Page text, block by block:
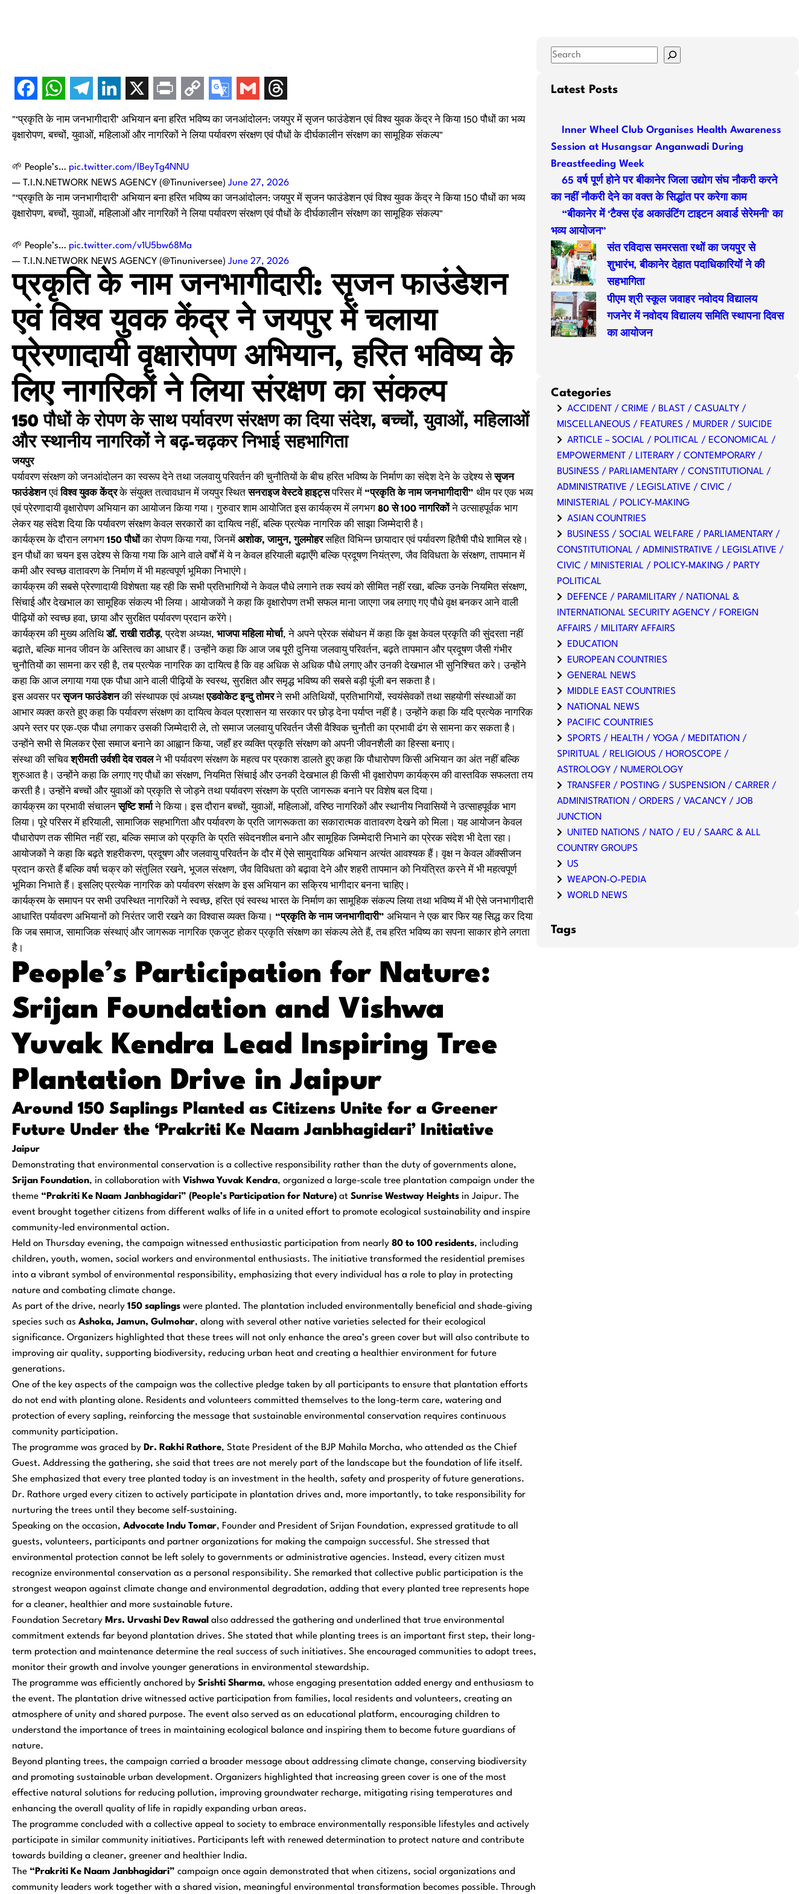
"‘प्रकृति के नाम जनभागीदारी’ अभियान बना हरित भविष्य का जनआंदोलन: जयपुर में सृजन फाउंडेशन एवं विश्व युवक केंद्र ने किया 150 पौधों का भव्य
वृक्षारोपण, बच्चों, युवाओं, महिलाओं और नागरिकों ने लिया पर्यावरण संरक्षण एवं पौधों के दीर्घकालीन संरक्षण का सामूहिक संकल्प"
🌱 People’s… pic.twitter.com/lBeyTg4NNU
— T.I.N.NETWORK NEWS AGENCY (@Tinuniversee) June 27, 2026
"‘प्रकृति के नाम जनभागीदारी’ अभियान बना हरित भविष्य का जनआंदोलन: जयपुर में सृजन फाउंडेशन एवं विश्व युवक केंद्र ने किया 150 पौधों का भव्य
वृक्षारोपण, बच्चों, युवाओं, महिलाओं और नागरिकों ने लिया पर्यावरण संरक्षण एवं पौधों के दीर्घकालीन संरक्षण का सामूहिक संकल्प"
🌱 People’s… pic.twitter.com/v1U5bw68Ma
— T.I.N.NETWORK NEWS AGENCY (@Tinuniversee) June 27, 2026
प्रकृति के नाम जनभागीदारी: सृजन फाउंडेशन
एवं विश्व युवक केंद्र ने जयपुर में चलाया
प्रेरणादायी वृक्षारोपण अभियान, हरित भविष्य के
लिए नागरिकों ने लिया संरक्षण का संकल्प
150 पौधों के रोपण के साथ पर्यावरण संरक्षण का दिया संदेश, बच्चों, युवाओं, महिलाओं
और स्थानीय नागरिकों ने बढ़-चढ़कर निभाई सहभागिता
जयपुर
पर्यावरण संरक्षण को जनआंदोलन का स्वरूप देने तथा जलवायु परिवर्तन की चुनौतियों के बीच हरित भविष्य के निर्माण का संदेश देने के उद्देश्य सेसृजन
फाउंडेशनएवंविश्व युवक केंद्रके संयुक्त तत्वावधान में जयपुर स्थितसनराइज वेस्टवे हाइट्सपरिसर में “प्रकृति के नाम जनभागीदारी” थीम पर एक भव्य
एवं प्रेरणादायी वृक्षारोपण अभियान का आयोजन किया गया। गुरुवार शाम आयोजित इस कार्यक्रम में लगभग 80 से 100 नागरिकोंने उत्साहपूर्वक भाग
लेकर यह संदेश दिया कि पर्यावरण संरक्षण केवल सरकारों का दायित्व नहीं, बल्कि प्रत्येक नागरिक की साझा जिम्मेदारी है।
कार्यक्रम के दौरान लगभग 150 पौधोंका रोपण किया गया, जिनमें अशोक, जामुन, गुलमोहरसहित विभिन्न छायादार एवं पर्यावरण हितैषी पौधे शामिल रहे।
इन पौधों का चयन इस उद्देश्य से किया गया कि आने वाले वर्षों में ये न केवल हरियाली बढ़ाएँगे बल्कि प्रदूषण नियंत्रण, जैव विविधता के संरक्षण, तापमान में
कमी और स्वच्छ वातावरण के निर्माण में भी महत्वपूर्ण भूमिका निभाएंगे।
कार्यक्रम की सबसे प्रेरणादायी विशेषता यह रही कि सभी प्रतिभागियों ने केवल पौधे लगाने तक स्वयं को सीमित नहीं रखा, बल्कि उनके नियमित संरक्षण,
सिंचाई और देखभाल का सामूहिक संकल्प भी लिया। आयोजकों ने कहा कि वृक्षारोपण तभी सफल माना जाएगा जब लगाए गए पौधे वृक्ष बनकर आने वाली
पीढ़ियों को स्वच्छ हवा, छाया और सुरक्षित पर्यावरण प्रदान करेंगे।
कार्यक्रम की मुख्य अतिथिडॉ. राखी राठौड़, प्रदेश अध्यक्ष, भाजपा महिला मोर्चा, ने अपने प्रेरक संबोधन में कहा कि वृक्ष केवल प्रकृति की सुंदरता नहीं
बढ़ाते, बल्कि मानव जीवन के अस्तित्व का आधार हैं। उन्होंने कहा कि आज जब पूरी दुनिया जलवायु परिवर्तन, बढ़ते तापमान और प्रदूषण जैसी गंभीर
चुनौतियों का सामना कर रही है, तब प्रत्येक नागरिक का दायित्व है कि वह अधिक से अधिक पौधे लगाए और उनकी देखभाल भी सुनिश्चित करे। उन्होंने
कहा कि आज लगाया गया एक पौधा आने वाली पीढ़ियों के स्वस्थ, सुरक्षित और समृद्ध भविष्य की सबसे बड़ी पूंजी बन सकता है।
इस अवसर परसृजन फाउंडेशनकी संस्थापक एवं अध्यक्षएडवोकेट इन्दु तोमरने सभी अतिथियों, प्रतिभागियों, स्वयंसेवकों तथा सहयोगी संस्थाओं का
आभार व्यक्त करते हुए कहा कि पर्यावरण संरक्षण का दायित्व केवल प्रशासन या सरकार पर छोड़ देना पर्याप्त नहीं है। उन्होंने कहा कि यदि प्रत्येक नागरिक
अपने स्तर पर एक-एक पौधा लगाकर उसकी जिम्मेदारी ले, तो समाज जलवायु परिवर्तन जैसी वैश्विक चुनौती का प्रभावी ढंग से सामना कर सकता है।
उन्होंने सभी से मिलकर ऐसा समाज बनाने का आह्वान किया, जहाँ हर व्यक्ति प्रकृति संरक्षण को अपनी जीवनशैली का हिस्सा बनाए।
संस्था की सचिवश्रीमती उर्वशी देव रावलने भी पर्यावरण संरक्षण के महत्व पर प्रकाश डालते हुए कहा कि पौधारोपण किसी अभियान का अंत नहीं बल्कि
शुरुआत है। उन्होंने कहा कि लगाए गए पौधों का संरक्षण, नियमित सिंचाई और उनकी देखभाल ही किसी भी वृक्षारोपण कार्यक्रम की वास्तविक सफलता तय
करती है। उन्होंने बच्चों और युवाओं को प्रकृति से जोड़ने तथा पर्यावरण संरक्षण के प्रति जागरूक बनाने पर विशेष बल दिया।
कार्यक्रम का प्रभावी संचालनसृष्टि शर्माने किया। इस दौरान बच्चों, युवाओं, महिलाओं, वरिष्ठ नागरिकों और स्थानीय निवासियों ने उत्साहपूर्वक भाग
लिया। पूरे परिसर में हरियाली, सामाजिक सहभागिता और पर्यावरण के प्रति जागरूकता का सकारात्मक वातावरण देखने को मिला। यह आयोजन केवल
पौधारोपण तक सीमित नहीं रहा, बल्कि समाज को प्रकृति के प्रति संवेदनशील बनाने और सामूहिक जिम्मेदारी निभाने का प्रेरक संदेश भी देता रहा।
आयोजकों ने कहा कि बढ़ते शहरीकरण, प्रदूषण और जलवायु परिवर्तन के दौर में ऐसे सामुदायिक अभियान अत्यंत आवश्यक हैं। वृक्ष न केवल ऑक्सीजन
प्रदान करते हैं बल्कि वर्षा चक्र को संतुलित रखने, भूजल संरक्षण, जैव विविधता को बढ़ावा देने और शहरी तापमान को नियंत्रित करने में भी महत्वपूर्ण
भूमिका निभाते हैं। इसलिए प्रत्येक नागरिक को पर्यावरण संरक्षण के इस अभियान का सक्रिय भागीदार बनना चाहिए।
कार्यक्रम के समापन पर सभी उपस्थित नागरिकों ने स्वच्छ, हरित एवं स्वस्थ भारत के निर्माण का सामूहिक संकल्प लिया तथा भविष्य में भी ऐसे जनभागीदारी
आधारित पर्यावरण अभियानों को निरंतर जारी रखने का विश्वास व्यक्त किया। “प्रकृति के नाम जनभागीदारी” अभियान ने एक बार फिर यह सिद्ध कर दिया
कि जब समाज, सामाजिक संस्थाएं और जागरूक नागरिक एकजुट होकर प्रकृति संरक्षण का संकल्प लेते हैं, तब हरित भविष्य का सपना साकार होने लगता
है।
People’s Participation for Nature:
Srijan Foundation and Vishwa
Yuvak Kendra Lead Inspiring Tree
Plantation Drive in Jaipur
Around 150 Saplings Planted as Citizens Unite for a Greener
Future Under the ‘Prakriti Ke Naam Janbhagidari’ Initiative
Jaipur
Demonstrating that environmental conservation is a collective responsibility rather than the duty of governments alone,
Srijan Foundation, in collaboration with Vishwa Yuvak Kendra, organized a large-scale tree plantation campaign under the
theme “Prakriti Ke Naam Janbhagidari” (People’s Participation for Nature) at Sunrise Westway Heights in Jaipur. The
event brought together citizens from different walks of life in a united effort to promote ecological sustainability and inspire
community-led environmental action.
Held on Thursday evening, the campaign witnessed enthusiastic participation from nearly 80 to 100 residents, including
children, youth, women, social workers and environmental enthusiasts. The initiative transformed the residential premises
into a vibrant symbol of environmental responsibility, emphasizing that every individual has a role to play in protecting
nature and combating climate change.
As part of the drive, nearly 150 saplings were planted. The plantation included environmentally beneficial and shade-giving
species such as Ashoka, Jamun, Gulmohar, along with several other native varieties selected for their ecological
significance. Organizers highlighted that these trees will not only enhance the area’s green cover but will also contribute to
improving air quality, supporting biodiversity, reducing urban heat and creating a healthier environment for future
generations.
One of the key aspects of the campaign was the collective pledge taken by all participants to ensure that plantation efforts
do not end with planting alone. Residents and volunteers committed themselves to the long-term care, watering and
protection of every sapling, reinforcing the message that sustainable environmental conservation requires continuous
community participation.
The programme was graced by Dr. Rakhi Rathore, State President of the BJP Mahila Morcha, who attended as the Chief
Guest. Addressing the gathering, she said that trees are not merely part of the landscape but the foundation of life itself.
She emphasized that every tree planted today is an investment in the health, safety and prosperity of future generations.
Dr. Rathore urged every citizen to actively participate in plantation drives and, more importantly, to take responsibility for
nurturing the trees until they become self-sustaining.
Speaking on the occasion, Advocate Indu Tomar, Founder and President of Srijan Foundation, expressed gratitude to all
guests, volunteers, participants and partner organizations for making the campaign successful. She stressed that
environmental protection cannot be left solely to governments or administrative agencies. Instead, every citizen must
recognize environmental conservation as a personal responsibility. She remarked that collective public participation is the
strongest weapon against climate change and environmental degradation, adding that every planted tree represents hope
for a cleaner, healthier and more sustainable future.
Foundation Secretary Mrs. Urvashi Dev Rawal also addressed the gathering and underlined that true environmental
commitment extends far beyond plantation drives. She stated that while planting trees is an important first step, their long-
term protection and maintenance determine the real success of such initiatives. She encouraged communities to adopt trees,
monitor their growth and involve younger generations in environmental stewardship.
The programme was efficiently anchored by Srishti Sharma, whose engaging presentation added energy and enthusiasm to
the event. The plantation drive witnessed active participation from families, local residents and volunteers, creating an
atmosphere of unity and shared purpose. The event also served as an educational platform, encouraging children to
understand the importance of trees in maintaining ecological balance and inspiring them to become future guardians of
nature.
Beyond planting trees, the campaign carried a broader message about addressing climate change, conserving biodiversity
and promoting sustainable urban development. Organizers highlighted that increasing green cover is one of the most
effective natural solutions for reducing pollution, improving groundwater recharge, mitigating rising temperatures and
enhancing the overall quality of life in rapidly expanding urban areas.
The programme concluded with a collective appeal to society to embrace environmentally responsible lifestyles and actively
participate in similar community initiatives. Participants left with renewed determination to protect nature and contribute
towards building a cleaner, greener and healthier India.
The “Prakriti Ke Naam Janbhagidari” campaign once again demonstrated that when citizens, social organizations and
community leaders work together with a shared vision, meaningful environmental transformation becomes possible. Through
S
aLatest Posts
Inner Wheel Club Organises Health Awareness
Session at Husangsar Anganwadi During
Breastfeeding Week
65 वर्ष पूर्ण होने पर बीकानेर जिला उद्योग संघ नौकरी करने
का नहीं नौकरी देने का वक्त के सिद्धांत पर करेगा काम
“बीकानेर में ‘टैक्स एंड अकाउंटिंग टाइटन अवार्ड सेरेमनी’ का
भव्य आयोजन”
संत रविदास समरसता रथों का जयपुर से
शुभारंभ, बीकानेर देहात पदाधिकारियों ने की
सहभागिता
पीएम श्री स्कूल जवाहर नवोदय विद्यालय
गजनेर में नवोदय विद्यालय समिति स्थापना दिवस
का आयोजन
Categories
ACCIDENT / CRIME / BLAST / CASUALTY /
MISCELLANEOUS / FEATURES / MURDER / SUICIDE
ARTICLE – SOCIAL / POLITICAL / ECONOMICAL /
EMPOWERMENT / LITERARY / CONTEMPORARY /
BUSINESS / PARLIAMENTARY / CONSTITUTIONAL /
ADMINISTRATIVE / LEGISLATIVE / CIVIC /
MINISTERIAL / POLICY-MAKING
ASIAN COUNTRIES
BUSINESS / SOCIAL WELFARE / PARLIAMENTARY /
CONSTITUTIONAL / ADMINISTRATIVE / LEGISLATIVE /
CIVIC / MINISTERIAL / POLICY-MAKING / PARTY
POLITICAL
DEFENCE / PARAMILITARY / NATIONAL &
INTERNATIONAL SECURITY AGENCY / FOREIGN
AFFAIRS / MILITARY AFFAIRS
EDUCATION
EUROPEAN COUNTRIES
GENERAL NEWS
MIDDLE EAST COUNTRIES
NATIONAL NEWS
PACIFIC COUNTRIES
SPORTS / HEALTH / YOGA / MEDITATION /
SPIRITUAL / RELIGIOUS / HOROSCOPE /
ASTROLOGY / NUMEROLOGY
TRANSFER / POSTING / SUSPENSION / CARRER /
ADMINISTRATION / ORDERS / VACANCY / JOB
JUNCTION
UNITED NATIONS / NATO / EU / SAARC & ALL
COUNTRY GROUPS
US
WEAPON-O-PEDIA
WORLD NEWS
Tags